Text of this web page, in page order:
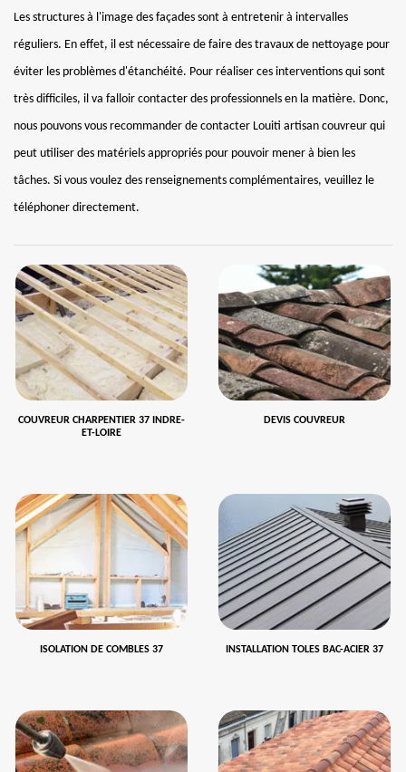
Les structures à l'image des façades sont à entretenir à intervalles
réguliers. En effet, il est nécessaire de faire des travaux de nettoyage pour
éviter les problèmes d'étanchéité. Pour réaliser ces interventions qui sont
très difficiles, il va falloir contacter des professionnels en la matière. Donc,
nous pouvons vous recommander de contacter Louiti artisan couvreur qui
peut utiliser des matériels appropriés pour pouvoir mener à bien les
tâches. Si vous voulez des renseignements complémentaires, veuillez le
téléphoner directement.
COUVREUR CHARPENTIER 37 INDRE-
ET-LOIRE
DEVIS COUVREUR
ISOLATION DE COMBLES 37 INSTALLATION TOLES BAC-ACIER 37